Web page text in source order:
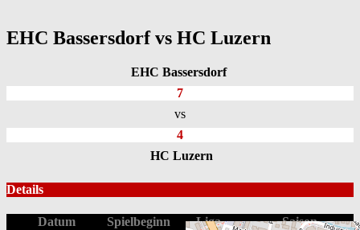
EHC Bassersdorf vs HC Luzern
EHC Bassersdorf
7
vs
4
HC Luzern
Details
Datum Spielbeginn Liga
Saison